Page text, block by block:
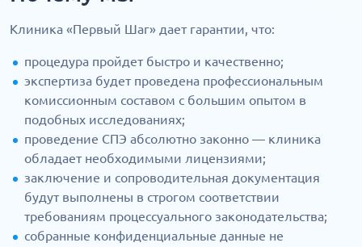
Клиника «Первый Шаг» дает гарантии, что:
процедура пройдет быстро и качественно;
экспертиза будет проведена профессиональным
комиссионным составом с большим опытом в
подобных исследованиях;
проведение СПЭ абсолютно законно — клиника
обладает необходимыми лицензиями;
заключение и сопроводительная документация
будут выполнены в строгом соответствии
требованиям процессуального законодательства;
собранные конфиденциальные данные не